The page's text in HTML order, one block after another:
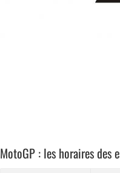
MotoGP : les horaires des